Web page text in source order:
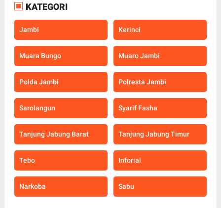
KATEGORI
Jambi Kerinci
Muara Bungo Muaro Jambi
Polda Jambi Polresta Jambi
Sarolangun Syarif Fasha
Tanjung Jabung Barat Tanjung Jabung Timur
Tebo Inforial
Narkoba Sabu